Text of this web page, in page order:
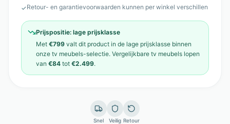
✓Retour- en garantievoorwaarden kunnen per winkel verschillen
Prijspositie: lage prijsklasse
Met €799 valt dit product in de lage prijsklasse binnen
onze tv meubels-selectie. Vergelijkbare tv meubels lopen
van €84 tot €2.499.
Snel Veilig Retour